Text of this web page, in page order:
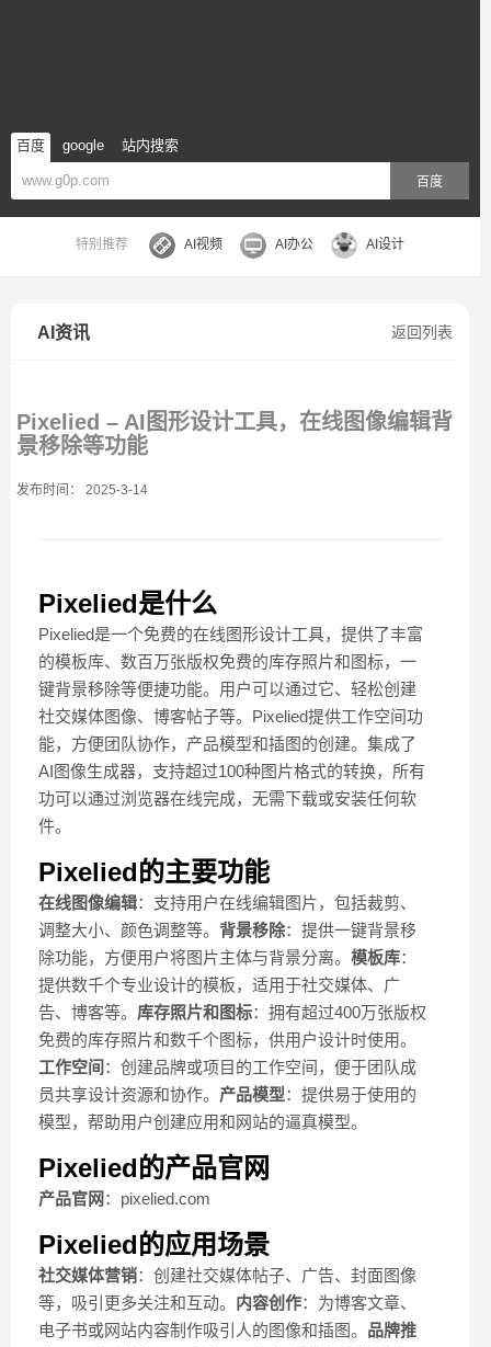
百度 google 站内搜索
百度
特别推荐 AI视频 AI办公 AI设计
返回列表
AI资讯
Pixelied – AI图形设计工具，在线图像编辑背
景移除等功能
发布时间： 2025-3-14
Pixelied是什么
Pixelied是一个免费的在线图形设计工具，提供了丰富
的模板库、数百万张版权免费的库存照片和图标，一
键背景移除等便捷功能。用户可以通过它、轻松创建
社交媒体图像、博客帖子等。Pixelied提供工作空间功
能，方便团队协作，产品模型和插图的创建。集成了
AI图像生成器，支持超过100种图片格式的转换，所有
功可以通过浏览器在线完成，无需下载或安装任何软
件。
Pixelied的主要功能
在线图像编辑：支持用户在线编辑图片，包括裁剪、
调整大小、颜色调整等。 背景移除：提供一键背景移
除功能，方便用户将图片主体与背景分离。 模板库：
提供数千个专业设计的模板，适用于社交媒体、广
告、博客等。 库存照片和图标：拥有超过400万张版权
免费的库存照片和数千个图标，供用户设计时使用。
工作空间 ：创建品牌或项目的工作空间，便于团队成
员共享设计资源和协作。 产品模型：提供易于使用的
模型，帮助用户创建应用和网站的逼真模型。
Pixelied的产品官网
产品官网 ：pixelied.com
Pixelied的应用场景
社交媒体营销：创建社交媒体帖子、广告、封面图像
等，吸引更多关注和互动。 内容创作：为博客文章、
电子书或网站内容制作吸引人的图像和插图。 品牌推